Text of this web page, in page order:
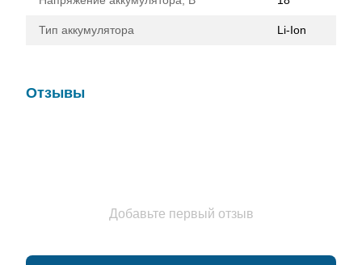
Тип аккумулятора Li-Ion
Отзывы
Добавьте первый отзыв